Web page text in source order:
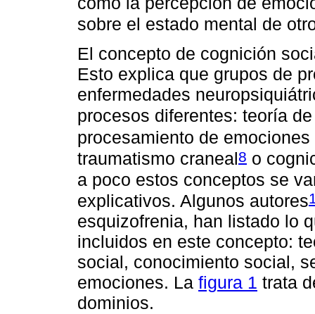
sobre el estado mental de
El concepto de cognición
Esto explica que grupos de
enfermedades
procesos diferentes: teoría
procesamiento de
traumatismo craneal8 o
a poco estos conceptos se
explicativos. Algunos autores
esquizofrenia, han listado lo
incluidos en este concepto:
social, conocimiento social,
emociones. La figura 1 trata
dominios.